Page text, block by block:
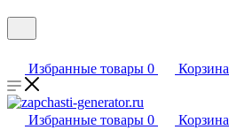
Избранные товары 0 Корзина
Избранные товары 0 Корзина